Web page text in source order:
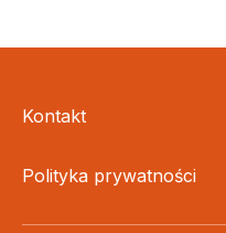
Kontakt
Polityka prywatności